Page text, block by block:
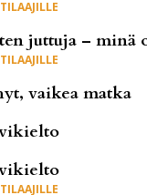
juttuja – minä
vaikea matka